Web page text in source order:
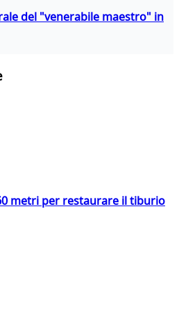
del "venerabile maestro" in
metri per restaurare il tiburio